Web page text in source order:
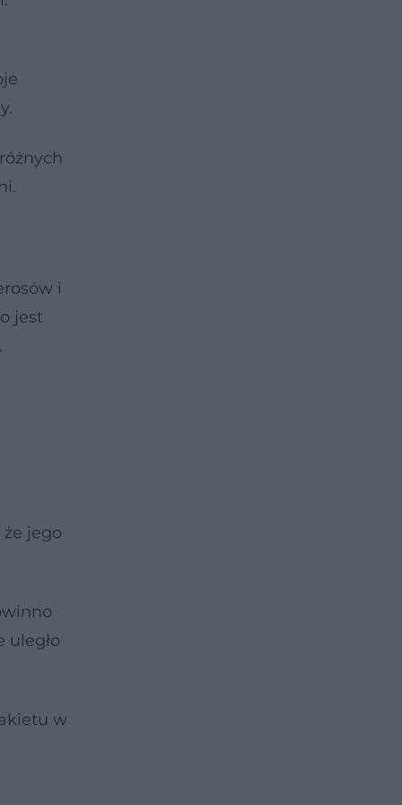
i
jest
jego
uległo
w